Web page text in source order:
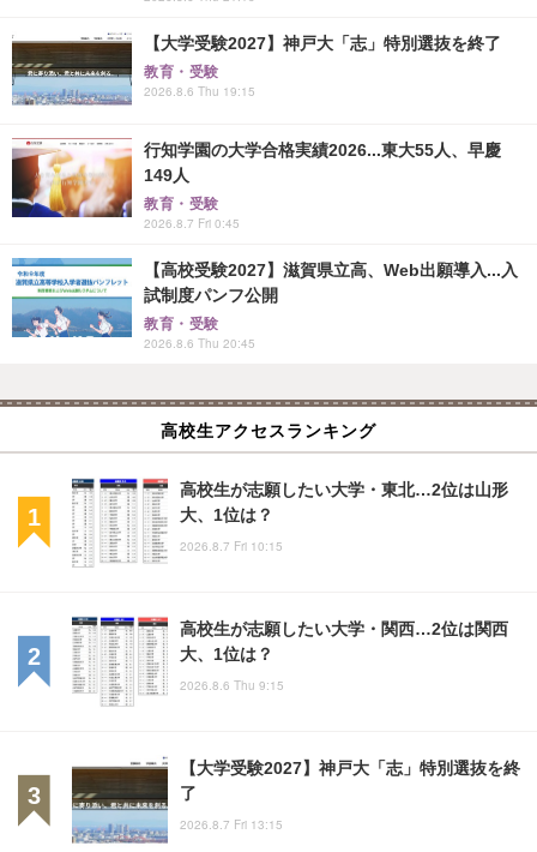
【大学受験2027】神戸大「志」特別選抜を終了
教育・受験
2026.8.6 Thu 19:15
行知学園の大学合格実績2026...東大55人、早慶
149人
教育・受験
2026.8.7 Fri 0:45
【高校受験2027】滋賀県立高、Web出願導入...入
試制度パンフ公開
教育・受験
2026.8.6 Thu 20:45
高校生アクセスランキング
高校生が志願したい大学・東北…2位は山形
大、1位は？
2026.8.7 Fri 10:15
高校生が志願したい大学・関西…2位は関西
大、1位は？
2026.8.6 Thu 9:15
【大学受験2027】神戸大「志」特別選抜を終
了
2026.8.7 Fri 13:15